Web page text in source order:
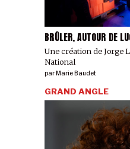
BRÛLER, AUTOUR DE
Une création de Jorge
National
parMarie Baudet
GRAND ANGLE